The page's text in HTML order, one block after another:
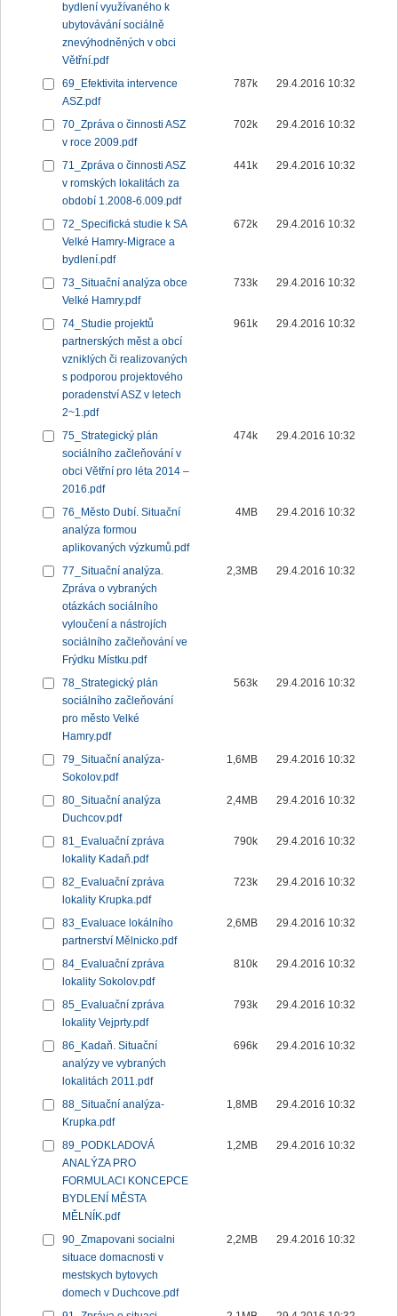
bydlení využívaného k
ubytovávání sociálně
znevýhodněných v obci
Větřní.pdf
69_Efektivita intervence
ASZ.pdf
787k 29.4.2016 10:32
70_Zpráva o činnosti ASZ
v roce 2009.pdf
702k 29.4.2016 10:32
71_Zpráva o činnosti ASZ
v romských lokalitách za
období 1.2008-6.009.pdf
441k 29.4.2016 10:32
72_Specifická studie k SA
Velké Hamry-Migrace a
bydlení.pdf
672k 29.4.2016 10:32
73_Situační analýza obce
Velké Hamry.pdf
733k 29.4.2016 10:32
74_Studie projektů
partnerských měst a obcí
vzniklých či realizovaných
s podporou projektového
poradenství ASZ v letech
2~1.pdf
961k 29.4.2016 10:32
75_Strategický plán
sociálního začleňování v
obci Větřní pro léta 2014 –
2016.pdf
474k 29.4.2016 10:32
76_Město Dubí. Situační
analýza formou
aplikovaných výzkumů.pdf
4MB 29.4.2016 10:32
77_Situační analýza.
Zpráva o vybraných
otázkách sociálního
vyloučení a nástrojích
sociálního začleňování ve
Frýdku Místku.pdf
2,3MB 29.4.2016 10:32
78_Strategický plán
sociálního začleňování
pro město Velké
Hamry.pdf
563k 29.4.2016 10:32
79_Situační analýza-
Sokolov.pdf
1,6MB 29.4.2016 10:32
80_Situační analýza
Duchcov.pdf
2,4MB 29.4.2016 10:32
81_Evaluační zpráva
lokality Kadaň.pdf
790k 29.4.2016 10:32
82_Evaluační zpráva
lokality Krupka.pdf
723k 29.4.2016 10:32
83_Evaluace lokálního
partnerství Mělnicko.pdf
2,6MB 29.4.2016 10:32
84_Evaluační zpráva
lokality Sokolov.pdf
810k 29.4.2016 10:32
85_Evaluační zpráva
lokality Vejprty.pdf
793k 29.4.2016 10:32
86_Kadaň. Situační
analýzy ve vybraných
lokalitách 2011.pdf
696k 29.4.2016 10:32
88_Situační analýza-
Krupka.pdf
1,8MB 29.4.2016 10:32
89_PODKLADOVÁ
ANALÝZA PRO
FORMULACI KONCEPCE
BYDLENÍ MĚSTA
MĚLNÍK.pdf
1,2MB 29.4.2016 10:32
90_Zmapovani socialni
situace domacnosti v
mestskych bytovych
domech v Duchcove.pdf
2,2MB 29.4.2016 10:32